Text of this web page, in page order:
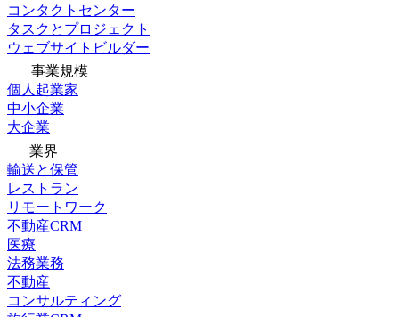
コンタクトセンター
タスクとプロジェクト
ウェブサイトビルダー
事業規模
個人起業家
中小企業
大企業
業界
輸送と保管
レストラン
リモートワーク
不動産CRM
医療
法務業務
不動産
コンサルティング